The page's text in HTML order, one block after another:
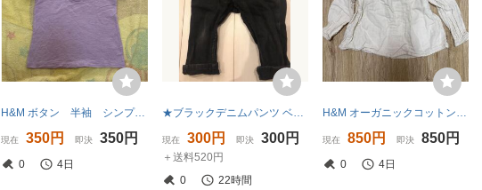
H&M ボタン 半袖 シンプル Tシャツ くすみパープルピンク 92
現在 350円 即決 350円
0 4日
★ブラックデニムパンツ ベビーサイズ 70 即決★
現在 300円 即決 300円
＋送料520円
0
22時間
H&M オーガニックコットン 花柄 刺繍 ブラウス 3T 95
現在 850円 即決 850円
0 4日